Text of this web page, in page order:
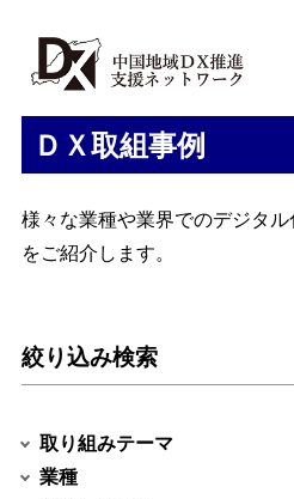
ＤＸ取組事例
様々な業種や業界でのデジタ
をご紹介します。
絞り込み検索
取り組みテーマ
業種